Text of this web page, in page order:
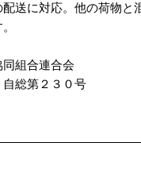
送に対応。他の荷物と
組合連合会
総第２３０号